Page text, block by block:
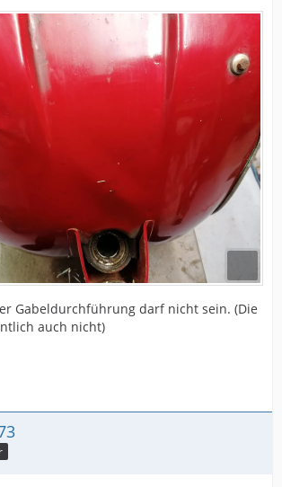
Gabeldurchführung darf nicht sein. (Die
auch nicht)